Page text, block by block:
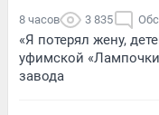
8 часов 3 835
«Я потерял жену,
уфимской
завода